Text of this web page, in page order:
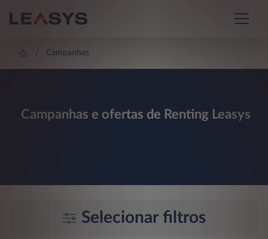
Campanhas
Campanhas e ofertas de Renting Leasys
Selecionar filtros